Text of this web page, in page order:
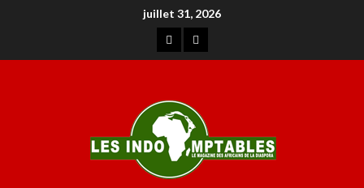
juillet 31, 2026